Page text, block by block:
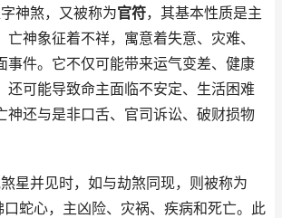
神煞，又被称为官符，其基本性质是主
亡神象征着不祥，寓意着失意、灾难、
事件。它不仅可能带来运气变差、健康
还可能导致命主面临不安定、生活困难
神还与是非口舌、官司诉讼、破财损物
星并见时，如与劫煞同现，则被称为
口蛇心，主凶险、灾祸、疾病和死亡。此